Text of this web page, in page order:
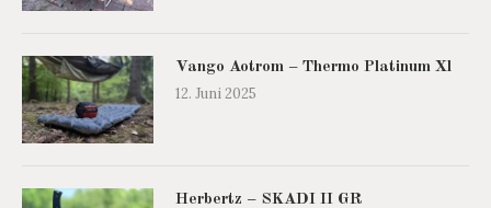
Vango Aotrom – Thermo Platinum Xl
12. Juni 2025
Herbertz – SKADI II GR